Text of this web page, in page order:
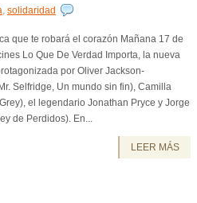
, solidaridad
que te robará el corazón Mañana 17 de
Lo Que De Verdad Importa, la nueva
por Oliver Jackson-
Selfridge, Un mundo sin fin), Camilla
el legendario Jonathan Pryce y Jorge
de Perdidos). En...
LEER MÁS